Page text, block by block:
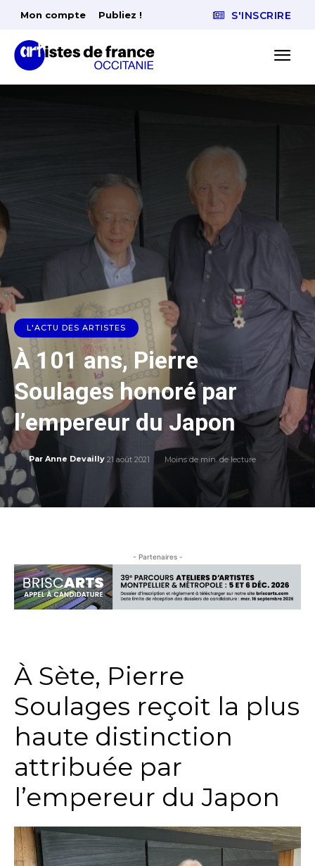
Mon compte Publiez ! S'INSCRIRE
L'ACTU DES ARTISTES
À 101 ans, Pierre
Soulages honoré par
l’empereur du Japon
Par Anne Devailly 21 août 2021 Moins de min. de lecture
- Partenaires -
À Sète, Pierre
Soulages reçoit la plus
haute distinction
attribuée par
l’empereur du Japon